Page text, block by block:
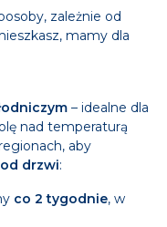
zależnie od
mamy dla
– idealne dla
nad temperaturą
aby
drzwi:
co 2 tygodnie, w